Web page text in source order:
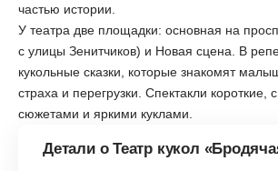
частью истории.
У театра две площадки: основная на
с улицы Зенитчиков) и Новая сцена. В
кукольные сказки, которые знакомят
страха и перегрузки. Спектакли короткие,
сюжетами и яркими куклами.
Детали о Театр кукол